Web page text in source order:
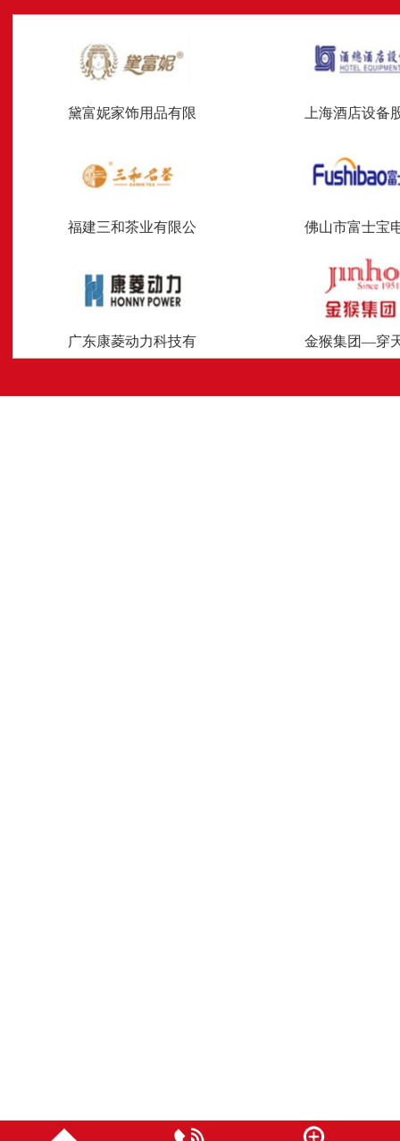
黛富妮家饰用品有限 上海酒店设备
福建三和茶业有限公 佛山市富士宝
广东康菱动力科技有 金猴集团—穿